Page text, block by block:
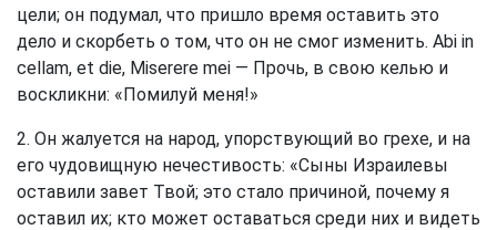
цели; он подумал, что пришло время оставить это
дело и скорбеть о том, что он не смог изменить. Abi in
cellam, et die, Miserere mei — Прочь, в свою келью и
воскликни: «Помилуй меня!»
2. Он жалуется на народ, упорствующий во грехе, и на
его чудовищную нечестивость: «Сыны Израилевы
оставили завет Твой; это стало причиной, почему я
оставил их; кто может оставаться среди них и видеть